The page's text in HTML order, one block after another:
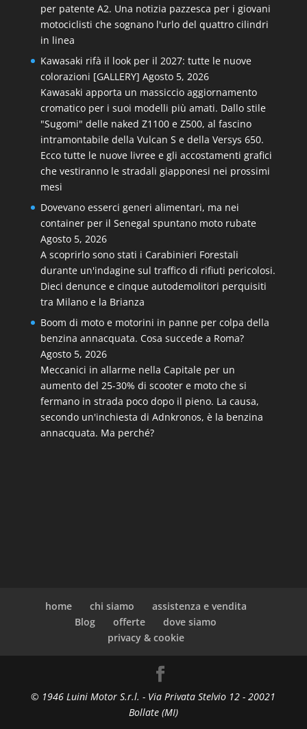
per patente A2. Una notizia pazzesca per i giovani
motociclisti che sognano l'urlo del quattro cilindri
in linea
Kawasaki rifà il look per il 2027: tutte le nuove
colorazioni [GALLERY] Agosto 5, 2026
Kawasaki apporta un massiccio aggiornamento
cromatico per i suoi modelli più amati. Dallo stile
"Sugomi" delle naked Z1100 e Z500, al fascino
intramontabile della Vulcan S e della Versys 650.
Ecco tutte le nuove livree e gli accostamenti grafici
che vestiranno le stradali giapponesi nei prossimi
mesi
Dovevano esserci generi alimentari, ma nei
container per il Senegal spuntano moto rubate
Agosto 5, 2026
A scoprirlo sono stati i Carabinieri Forestali
durante un'indagine sul traffico di rifiuti pericolosi.
Dieci denunce e cinque autodemolitori perquisiti
tra Milano e la Brianza
Boom di moto e motorini in panne per colpa della
benzina annacquata. Cosa succede a Roma?
Agosto 5, 2026
Meccanici in allarme nella Capitale per un
aumento del 25-30% di scooter e moto che si
fermano in strada poco dopo il pieno. La causa,
secondo un'inchiesta di Adnkronos, è la benzina
annacquata. Ma perché?
home chi siamo
assistenza e vendita
Blog
offerte
dove siamo
privacy & cookie
© 1946 Luini Motor S.r.l. - Via Privata Stelvio 12 - 20021
Bollate (MI)